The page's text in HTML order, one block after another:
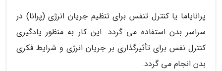
پرانایاما یا کنترل تنفس برای تنظیم جریان انرژی (پرانا) در
سراسر بدن استفاده می گردد. این کار به منظور یادگیری
کنترل نفس برای تأثیرگذاری بر جریان انرژی و شرایط فکری
بدن انجام می گردد.